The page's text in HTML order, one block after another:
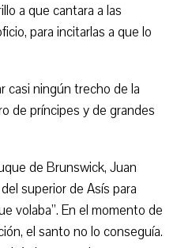
a que cantara a las
para incitarlas a que lo
casi ningún trecho de la
de príncipes y de grandes
de Brunswick, Juan
superior de Asís para
volaba”. En el momento de
el santo no lo conseguía.